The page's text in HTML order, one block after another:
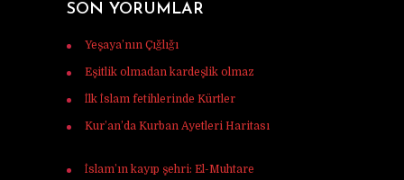
SON YORUMLAR
Yeşaya’nın Çığlığı
Eşitlik olmadan kardeşlik olmaz
İlk İslam fetihlerinde Kürtler
Kur’an’da Kurban Ayetleri Haritası
İslam’ın kayıp şehri: El-Muhtare